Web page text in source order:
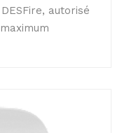
autorisé